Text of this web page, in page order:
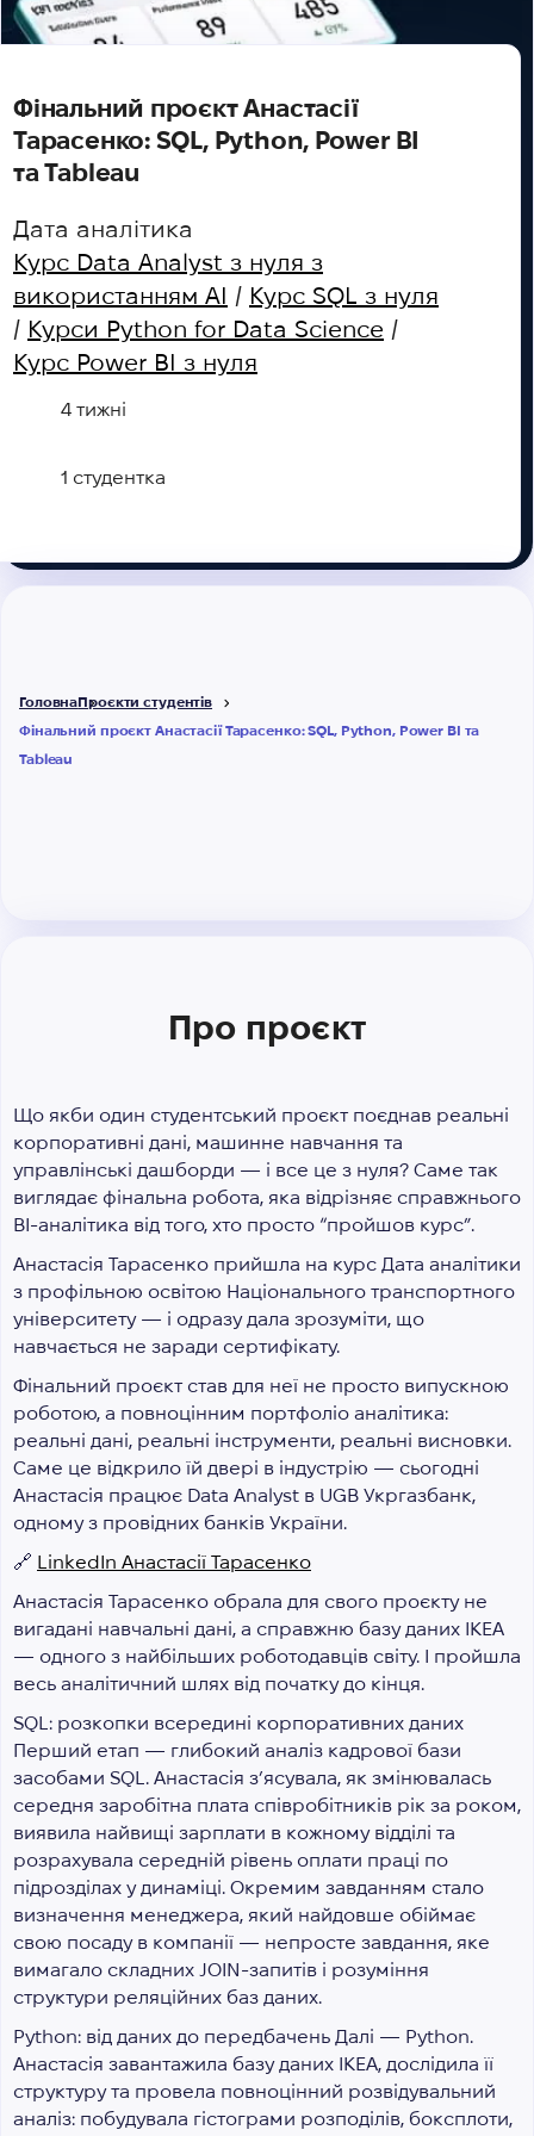
Фінальний проєкт Анастасії
Тарасенко: SQL, Python, Power BI
та Tableau
Дата аналітика
Курс Data Analyst з нуля з
використанням AI / Курс SQL з нуля
/ Курси Python for Data Science /
Курс Power BI з нуля
4 тижні
1 студентка
ГоловнаПроєкти студентів
Фінальний проєкт Анастасії Тарасенко: SQL, Python, Power BI та
Tableau
Про проєкт
Що якби один студентський проєкт поєднав реальні
корпоративні дані, машинне навчання та
управлінські дашборди — і все це з нуля? Саме так
виглядає фінальна робота, яка відрізняє справжнього
BI-аналітика від того, хто просто “пройшов курс”.
Анастасія Тарасенко прийшла на курс Дата аналітики
з профільною освітою Національного транспортного
університету — і одразу дала зрозуміти, що
навчається не заради сертифікату.
Фінальний проєкт став для неї не просто випускною
роботою, а повноцінним портфоліо аналітика:
реальні дані, реальні інструменти, реальні висновки.
Саме це відкрило їй двері в індустрію — сьогодні
Анастасія працює Data Analyst в UGB Укргазбанк,
одному з провідних банків України.
🔗 LinkedIn Анастасії Тарасенко
Анастасія Тарасенко обрала для свого проєкту не
вигадані навчальні дані, а справжню базу даних IKEA
— одного з найбільших роботодавців світу. І пройшла
весь аналітичний шлях від початку до кінця.
SQL: розкопки всередині корпоративних даних
Перший етап — глибокий аналіз кадрової бази
засобами SQL. Анастасія з’ясувала, як змінювалась
середня заробітна плата співробітників рік за роком,
виявила найвищі зарплати в кожному відділі та
розрахувала середній рівень оплати праці по
підрозділах у динаміці. Окремим завданням стало
визначення менеджера, який найдовше обіймає
свою посаду в компанії — непросте завдання, яке
вимагало складних JOIN-запитів і розуміння
структури реляційних баз даних.
Python: від даних до передбачень Далі — Python.
Анастасія завантажила базу даних IKEA, дослідила її
структуру та провела повноцінний розвідувальний
аналіз: побудувала гістограми розподілів, боксплоти,